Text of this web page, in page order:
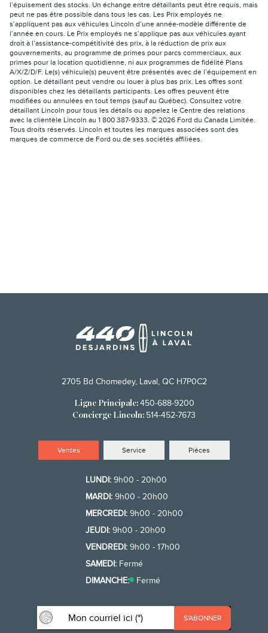
l’épuisement des stocks. Un échange entre détaillants peut être requis, mais
peut ne pas être possible dans tous les cas. Les Prix employés ne
s’appliquent pas aux véhicules Lincoln d’une année-modèle différente de
l’année en cours. Le Prix employés ne s’applique pas aux véhicules ayant
droit à l’assistance-compétitivité des prix, à la réduction de prix aux
gouvernements, au programme de primes pour parcs commerciaux, aux
primes pour la location quotidienne, ni aux programmes de fidélité Plans
A/X/Z/D/F. Le(s) véhicule(s) peuvent être présentés avec de l’équipement en
option. Le détaillant peut vendre ou louer à plus bas prix. Les offres sont
disponibles chez les détaillants participants. Les offres peuvent être
modifiées ou annulées en tout temps (sauf au Québec). Consultez votre
détaillant Lincoln pour tous les détails ou appelez le Centre des relations
avec la clientèle Lincoln au 1 800 387-9333. © 2026 Ford du Canada Limitée.
Tous droits réservés. Lincoln et toutes les marques associées sont des
marques de commerce de Ford ou de ses sociétés affiliées.
2705 Bd Chomedey, Laval, QC H7P0C2
Ligne Principale: 450-688-9200
Concierge Lincoln: 514-452-7673
Ventes Service Pièces
LUNDI: 9h00 - 20h00
MARDI: 9h00 - 20h00
MERCREDI: 9h00 - 20h00
JEUDI: 9h00 - 20h00
VENDREDI: 9h00 - 17h00
SAMEDI: Fermé
DIMANCHE:
Fermé